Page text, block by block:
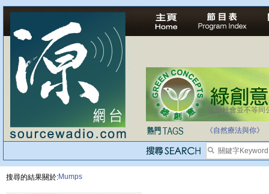
法治社會並不等同
自家教育合法化-
《自然療法與你》
搜尋的結果關於:Mumps